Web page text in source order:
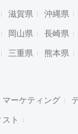
滋賀県 沖縄県
岡山県 長崎県
三重県 熊本県
マーケティング
ト